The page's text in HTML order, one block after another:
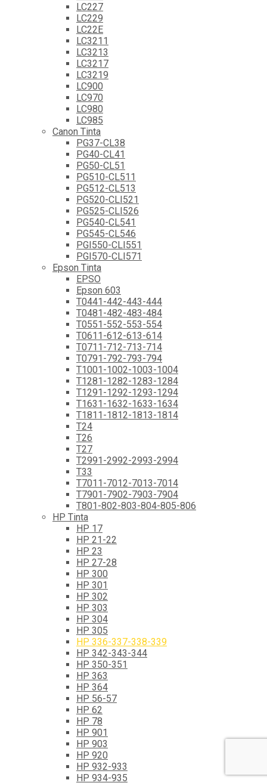
LC227
LC229
LC22E
LC3211
LC3213
LC3217
LC3219
LC900
LC970
LC980
LC985
Canon Tinta
PG37-CL38
PG40-CL41
PG50-CL51
PG510-CL511
PG512-CL513
PG520-CLI521
PG525-CLI526
PG540-CL541
PG545-CL546
PGI550-CLI551
PGI570-CLI571
Epson Tinta
EPSO
Epson 603
T0441-442-443-444
T0481-482-483-484
T0551-552-553-554
T0611-612-613-614
T0711-712-713-714
T0791-792-793-794
T1001-1002-1003-1004
T1281-1282-1283-1284
T1291-1292-1293-1294
T1631-1632-1633-1634
T1811-1812-1813-1814
T24
T26
T27
T2991-2992-2993-2994
T33
T7011-7012-7013-7014
T7901-7902-7903-7904
T801-802-803-804-805-806
HP Tinta
HP 17
HP 21-22
HP 23
HP 27-28
HP 300
HP 301
HP 302
HP 303
HP 304
HP 305
HP 336-337-338-339
HP 342-343-344
HP 350-351
HP 363
HP 364
HP 56-57
HP 62
HP 78
HP 901
HP 903
HP 920
HP 932-933
HP 934-935